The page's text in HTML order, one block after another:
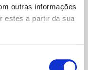
outras informações
estes a partir da sua